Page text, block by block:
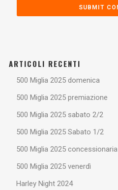
ARTICOLI RECENTI
500 Miglia 2025 domenica
500 Miglia 2025 premiazione
500 Miglia 2025 sabato 2/2
500 Miglia 2025 Sabato 1/2
500 Miglia 2025 concessionaria
500 Miglia 2025 venerdì
Harley Night 2024